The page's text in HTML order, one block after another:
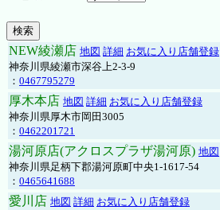
NEW綾瀬店 地図 詳細 お気に入り店舗登録
神奈川県綾瀬市深谷上2-3-9
： 0467795279
厚木本店 地図 詳細 お気に入り店舗登録
神奈川県厚木市岡田3005
： 0462201721
湯河原店(アクロスプラザ湯河原) 地図
神奈川県足柄下郡湯河原町中央1-1617-54
： 0465641688
愛川店 地図 詳細 お気に入り店舗登録